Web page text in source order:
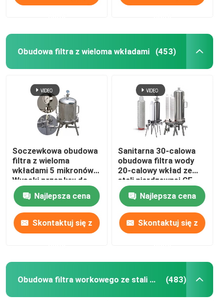
Obudowa filtra z wieloma wkładami (453)
Soczewkowa obudowa
filtra z wieloma
wkładami 5 mikronów
Wysoki przepływ do
wina
Najlepsza cena
Skontaktuj się z
Sanitarna 30-calowa
obudowa filtra wody
20-calowy wkład ze
stali nierdzewnej CE
Najlepsza cena
Skontaktuj się z
Obudowa filtra workowego ze stali nierdzewnej (483)